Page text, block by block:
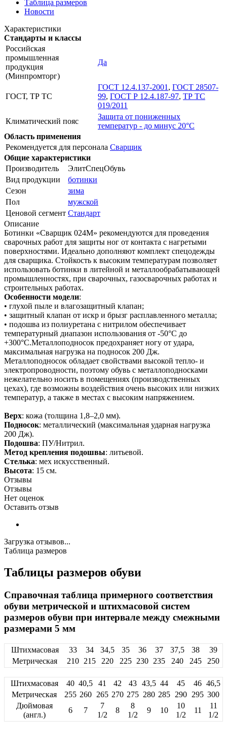
Таблица размеров
Новости
Характеристики
Стандарты и классы
Российская
промышленная
продукция
(Минпромторг)
Да
ГОСТ, ТР ТС
ГОСТ 12.4.137-2001 , ГОСТ 28507-
99, ГОСТ Р 12.4.187-97, ТР ТС
019/2011
Климатический пояс
Защита от пониженных
температур - до минус 20°С
Область применения
Рекомендуется для персонала Сварщик
Общие характеристики
Производитель
ЭлитСпецОбувь
Вид продукции
ботинки
Сезон
зима
Пол
мужской
Ценовой сегмент Стандарт
Описание
Ботинки «Сварщик 024М» рекомендуются для проведения
сварочных работ для защиты ног от контакта с нагретыми
поверхностями. Идеально дополняют комплект спецодежды
для сварщика. Стойкость к высоким температурам позволяет
использовать ботинки в литейной и металлообрабатывающей
промышленностях, при сварочных, газосварочных работах и
строительных работах.
Особенности модели:
• глухой пыле и влагозащитный клапан;
• защитный клапан от искр и брызг расплавленного металла;
• подошва из полиуретана с нитрилом обеспечивает
температурный диапазон использования от -50°С до
+300°С.Металлоподносок предохраняет ногу от удара,
максимальная нагрузка на подносок 200 Дж.
Металлоподносок обладает свойствами высокой тепло- и
электропроводности, поэтому обувь с металлоподносками
нежелательно носить в помещениях (производственных
цехах), где возможны воздействия очень высоких или низких
температур, а также в местах с высоким напряжением.
Верх: кожа (толщина 1,8–2,0 мм).
Подносок: металлический (максимальная ударная нагрузка
200 Дж).
Подошва: ПУ/Нитрил.
Метод крепления подошвы: литьевой.
Стелька: мех искусственный.
Высота: 15 см.
Отзывы
Отзывы
Нет оценок
Оставить отзыв
Загрузка отзывов...
Таблица размеров
Таблицы размеров обуви
Справочная таблица примерного соответствия
обуви метрической и штихмасовой систем
размеров обуви при интервале между смежными
размерами 5 мм
Штихмасовая 33 34 34,5 35 36 37 37,5 38
39
Метрическая
210 215 220 225 230 235 240 245 250
Штихмасовая 40 40,5 41 42 43 43,5 44 45 46 46,5
Метрическая
255 260 265 270 275 280 285 290 295 300
Дюймовая
(англ.)
6 7
7
1/2
8
8
1/2
9 10
10
1/2
11
11
1/2